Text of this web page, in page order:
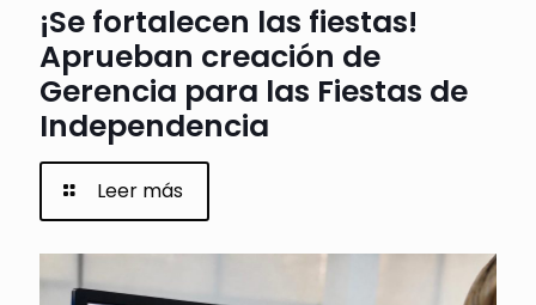
¡Se fortalecen las fiestas!
Aprueban creación de
Gerencia para las Fiestas de
Independencia
Leer más